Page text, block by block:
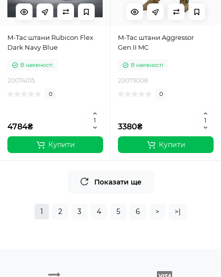
M-Tac штани Rubicon Flex
Dark Navy Blue
В наявності
20074015
0
4784₴
Купити
M-Tac штани Aggressor
Gen.II MC
В наявності
20079008
0
3380₴
Купити
Показати ще
1 2 3 4 5 6 > >|